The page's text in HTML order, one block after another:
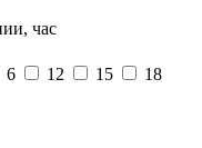
час
6 12 15
18